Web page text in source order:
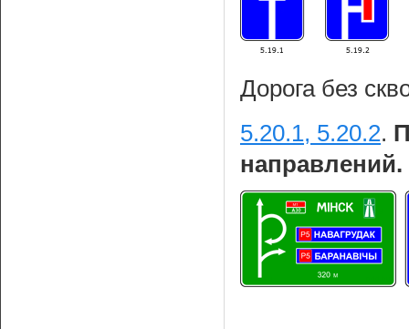
Дорога без
5.20.1, 5.20.2.
направлений.